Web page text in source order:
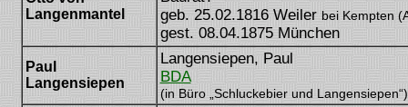
Langenmantel
geb. 25.02.1816 Weilerbei Kempten
gest. 08.04.1875 München
Paul
Langensiepen
Langensiepen, Paul
BDA
(in Büro „Schluckebier und Langensiepen“)